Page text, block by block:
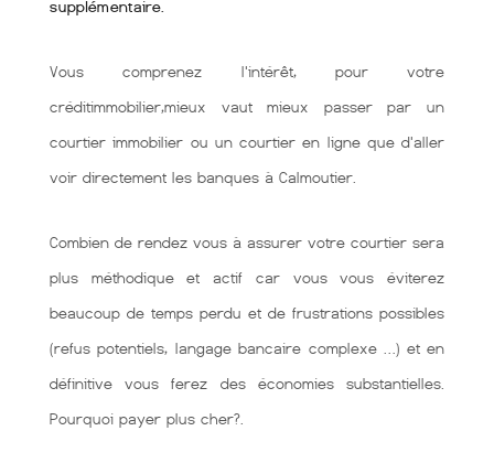
supplémentaire.
Vous comprenez l'intérêt, pour votre
créditimmobilier,mieux vaut mieux passer par un
courtier immobilier ou un courtier en ligne que d'aller
voir directement les banques à Calmoutier.
Combien de rendez vous à assurer votre courtier sera
plus méthodique et actif car vous vous éviterez
beaucoup de temps perdu et de frustrations possibles
(refus potentiels, langage bancaire complexe …) et en
définitive vous ferez des économies substantielles.
Pourquoi payer plus cher?.